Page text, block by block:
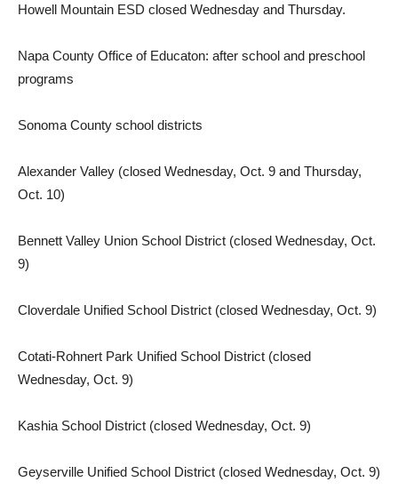
Howell Mountain ESD closed Wednesday and Thursday.
Napa County Office of Educaton: after school and preschool
programs
Sonoma County school districts
Alexander Valley (closed Wednesday, Oct. 9 and Thursday,
Oct. 10)
Bennett Valley Union School District (closed Wednesday, Oct.
9)
Cloverdale Unified School District (closed Wednesday, Oct. 9)
Cotati-Rohnert Park Unified School District (closed
Wednesday, Oct. 9)
Kashia School District (closed Wednesday, Oct. 9)
Geyserville Unified School District (closed Wednesday, Oct. 9)